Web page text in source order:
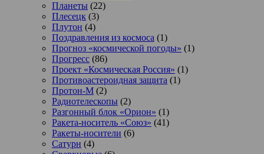
Планеты (22)
Плесецк (3)
Плутон (4)
Поздравления из космоса (1)
Прогноз «космической погоды» (1)
Прогресс (86)
Проект «Космическая Россия» (1)
Противоастероидная защита (1)
Протон-М (2)
Радиотелескопы (2)
Разгонный блок «Орион» (1)
Ракета-носитель «Союз» (41)
Ракеты-носители (6)
Сатурн (4)